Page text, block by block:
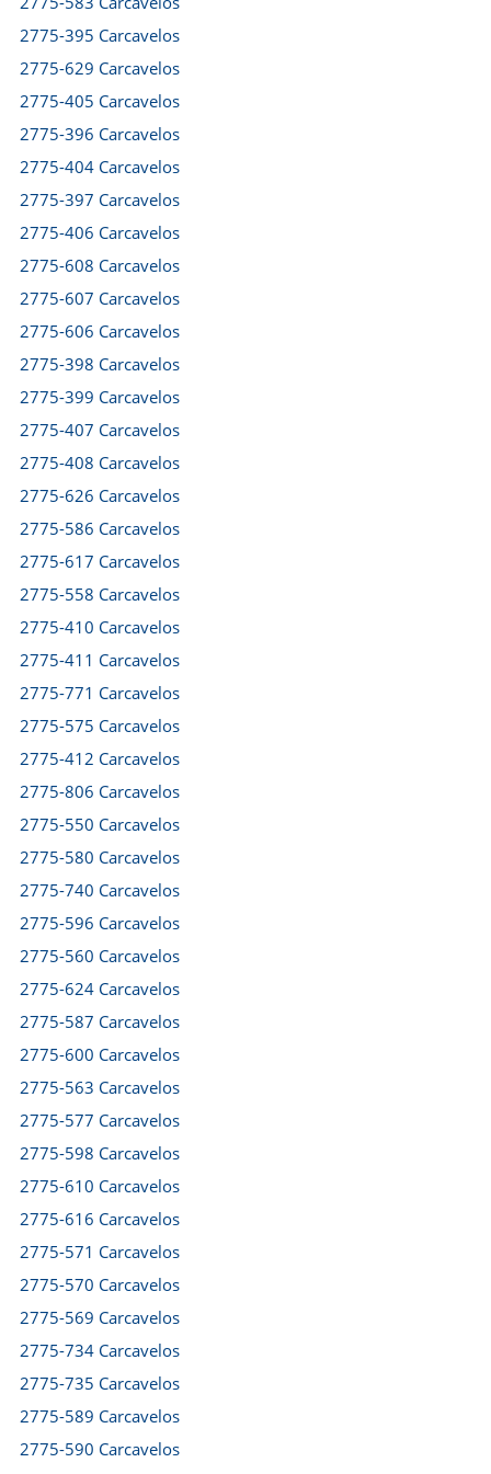
2775-395 Carcavelos
2775-629 Carcavelos
2775-405 Carcavelos
2775-396 Carcavelos
2775-404 Carcavelos
2775-397 Carcavelos
2775-406 Carcavelos
2775-608 Carcavelos
2775-607 Carcavelos
2775-606 Carcavelos
2775-398 Carcavelos
2775-399 Carcavelos
2775-407 Carcavelos
2775-408 Carcavelos
2775-626 Carcavelos
2775-586 Carcavelos
2775-617 Carcavelos
2775-558 Carcavelos
2775-410 Carcavelos
2775-411 Carcavelos
2775-771 Carcavelos
2775-575 Carcavelos
2775-412 Carcavelos
2775-806 Carcavelos
2775-550 Carcavelos
2775-580 Carcavelos
2775-740 Carcavelos
2775-596 Carcavelos
2775-560 Carcavelos
2775-624 Carcavelos
2775-587 Carcavelos
2775-600 Carcavelos
2775-563 Carcavelos
2775-577 Carcavelos
2775-598 Carcavelos
2775-610 Carcavelos
2775-616 Carcavelos
2775-571 Carcavelos
2775-570 Carcavelos
2775-569 Carcavelos
2775-734 Carcavelos
2775-735 Carcavelos
2775-589 Carcavelos
2775-590 Carcavelos